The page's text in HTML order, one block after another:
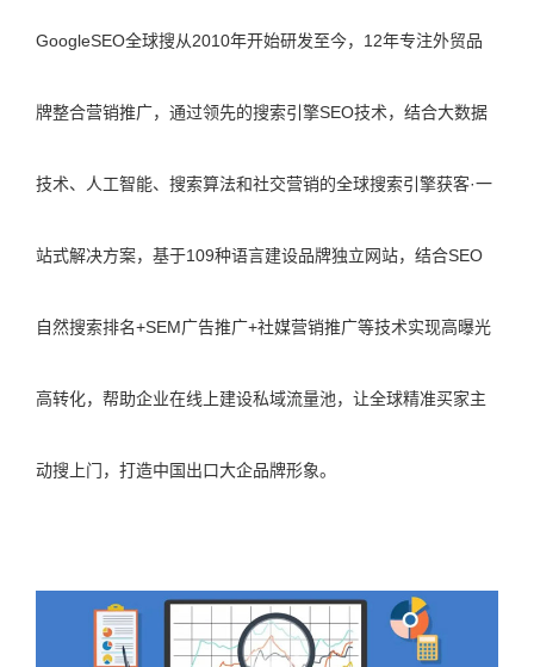
GoogleSEO全球搜从2010年开始研发至今，12年专注外贸品
牌整合营销推广，通过领先的搜索引擎SEO技术，结合大数据
技术、人工智能、搜索算法和社交营销的全球搜索引擎获客·一
站式解决方案，基于109种语言建设品牌独立网站，结合SEO
自然搜索排名+SEM广告推广+社媒营销推广等技术实现高曝光
高转化，帮助企业在线上建设私域流量池，让全球精准买家主
动搜上门，打造中国出口大企品牌形象。